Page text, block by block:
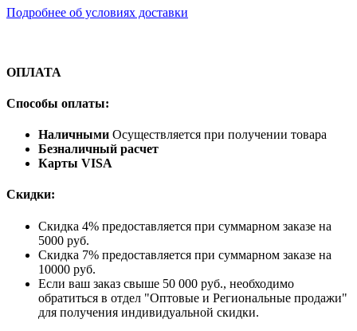
Подробнее об условиях доставки
ОПЛАТА
Способы оплаты:
Наличными Осуществляется при получении товара
Безналичный расчет
Карты VISA
Скидки:
Скидка 4% предоставляется при суммарном заказе на
5000 руб.
Скидка 7% предоставляется при суммарном заказе на
10000 руб.
Если ваш заказ свыше 50 000 руб., необходимо
обратиться в отдел "Оптовые и Региональные продажи"
для получения индивидуальной скидки.